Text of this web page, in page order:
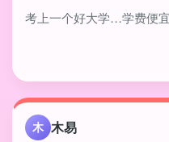
考上一个好大学…学费便
木 木易